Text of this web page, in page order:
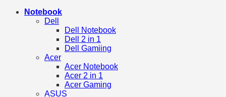
Notebook
Dell
Dell Notebook
Dell 2 in 1
Dell Gamiing
Acer
Acer Notebook
Acer 2 in 1
Acer Gaming
ASUS